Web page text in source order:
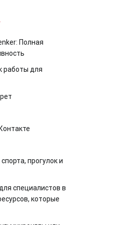
Полная
работы для
прогулок и
специалистов в
которые